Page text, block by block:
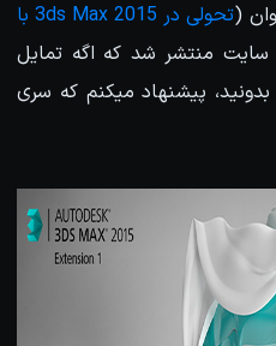
تحولی در 3ds Max 2015 با
منتشر شد که اگه تمایل
پیشنهاد میکنم که سری